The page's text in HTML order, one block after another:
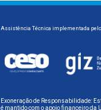
Assistência Técnica implementada pelo
Exoneração de Responsabilidade:
é mantido com o apoio financeiro da